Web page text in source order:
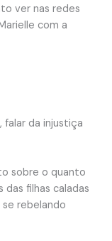
ver nas redes
com a
falar da injustiça
sobre o quanto
das filhas caladas
rebelando